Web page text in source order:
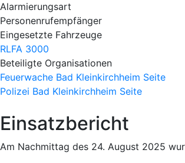
Alarmierungsart
Personenrufempfänger
Eingesetzte Fahrzeuge
RLFA 3000
Beteiligte Organisationen
Feuerwache Bad Kleinkirchheim Seite
Polizei Bad Kleinkirchheim Seite
Einsatzbericht
Am Nachmittag des 24. August 2025